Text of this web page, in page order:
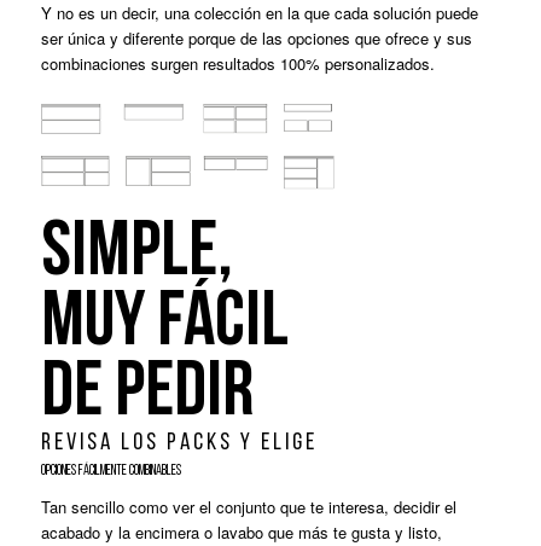
Y no es un decir, una colección en la que cada solución puede
ser única y diferente porque de las opciones que ofrece y sus
combinaciones surgen resultados 100% personalizados.
SIMPLE,
MUY FÁCIL
DE PEDIR
R E V I S A L O S P A C K S Y E L I G E
OPCIONES FÁCILMENTE COMBINABLES
Tan sencillo como ver el conjunto que te interesa, decidir el
acabado y la encimera o lavabo que más te gusta y listo,